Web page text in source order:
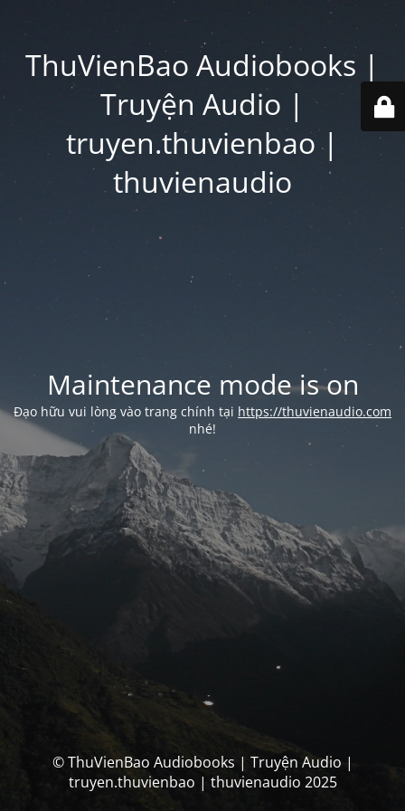
ThuVienBao Audiobooks |
Truyện Audio |
truyen.thuvienbao |
thuvienaudio
Maintenance mode is on
Đạo hữu vui lòng vào trang chính tại https://thuvienaudio.com
nhé!
© ThuVienBao Audiobooks | Truyện Audio |
truyen.thuvienbao | thuvienaudio 2025